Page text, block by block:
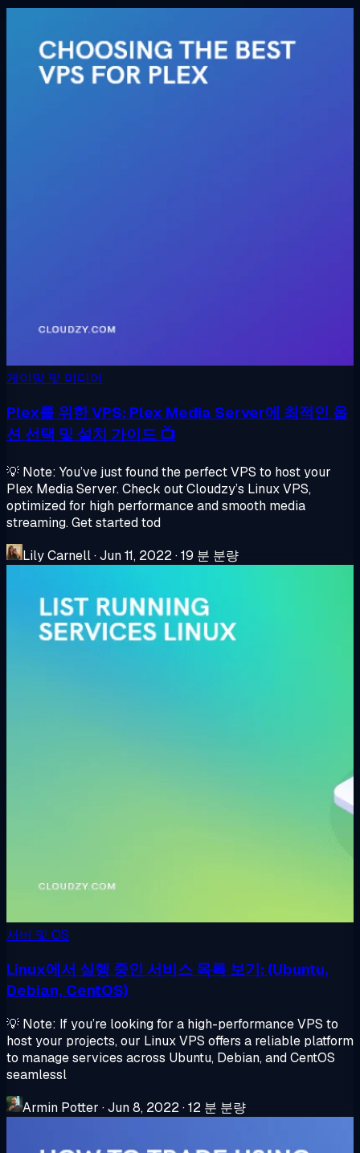
게이밍 및 미디어
Plex를 위한 VPS: Plex Media Server에 최적인 옵
션 선택 및 설치 가이드 📺
💡 Note: You’ve just found the perfect VPS to host your
Plex Media Server. Check out Cloudzy’s Linux VPS,
optimized for high performance and smooth media
streaming. Get started tod
Lily Carnell·Jun 11, 2022·19 분 분량
서버 및 OS
Linux에서 실행 중인 서비스 목록 보기: (Ubuntu,
Debian, CentOS)
💡 Note: If you’re looking for a high-performance VPS to
host your projects, our Linux VPS offers a reliable platform
to manage services across Ubuntu, Debian, and CentOS
seamlessl
Armin Potter ·Jun 8, 2022·12 분 분량